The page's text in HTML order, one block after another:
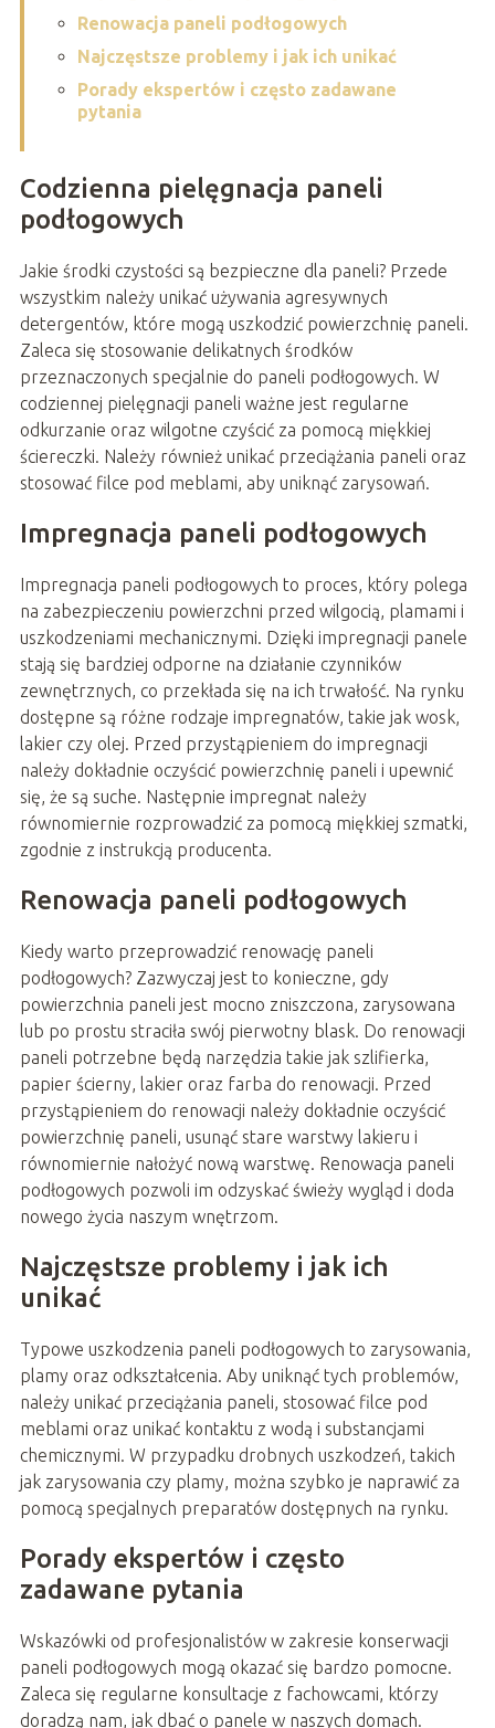
Renowacja paneli podłogowych
Najczęstsze problemy i jak ich unikać
Porady ekspertów i często zadawane
pytania
Codzienna pielęgnacja paneli
podłogowych
Jakie środki czystości są bezpieczne dla paneli? Przede
wszystkim należy unikać używania agresywnych
detergentów, które mogą uszkodzić powierzchnię paneli.
Zaleca się stosowanie delikatnych środków
przeznaczonych specjalnie do paneli podłogowych. W
codziennej pielęgnacji paneli ważne jest regularne
odkurzanie oraz wilgotne czyścić za pomocą miękkiej
ściereczki. Należy również unikać przeciążania paneli oraz
stosować filce pod meblami, aby uniknąć zarysowań.
Impregnacja paneli podłogowych
Impregnacja paneli podłogowych to proces, który polega
na zabezpieczeniu powierzchni przed wilgocią, plamami i
uszkodzeniami mechanicznymi. Dzięki impregnacji panele
stają się bardziej odporne na działanie czynników
zewnętrznych, co przekłada się na ich trwałość. Na rynku
dostępne są różne rodzaje impregnatów, takie jak wosk,
lakier czy olej. Przed przystąpieniem do impregnacji
należy dokładnie oczyścić powierzchnię paneli i upewnić
się, że są suche. Następnie impregnat należy
równomiernie rozprowadzić za pomocą miękkiej szmatki,
zgodnie z instrukcją producenta.
Renowacja paneli podłogowych
Kiedy warto przeprowadzić renowację paneli
podłogowych? Zazwyczaj jest to konieczne, gdy
powierzchnia paneli jest mocno zniszczona, zarysowana
lub po prostu straciła swój pierwotny blask. Do renowacji
paneli potrzebne będą narzędzia takie jak szlifierka,
papier ścierny, lakier oraz farba do renowacji. Przed
przystąpieniem do renowacji należy dokładnie oczyścić
powierzchnię paneli, usunąć stare warstwy lakieru i
równomiernie nałożyć nową warstwę. Renowacja paneli
podłogowych pozwoli im odzyskać świeży wygląd i doda
nowego życia naszym wnętrzom.
Najczęstsze problemy i jak ich
unikać
Typowe uszkodzenia paneli podłogowych to zarysowania,
plamy oraz odkształcenia. Aby uniknąć tych problemów,
należy unikać przeciążania paneli, stosować filce pod
meblami oraz unikać kontaktu z wodą i substancjami
chemicznymi. W przypadku drobnych uszkodzeń, takich
jak zarysowania czy plamy, można szybko je naprawić za
pomocą specjalnych preparatów dostępnych na rynku.
Porady ekspertów i często
zadawane pytania
Wskazówki od profesjonalistów w zakresie konserwacji
paneli podłogowych mogą okazać się bardzo pomocne.
Zaleca się regularne konsultacje z fachowcami, którzy
doradzą nam, jak dbać o panele w naszych domach.